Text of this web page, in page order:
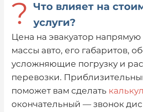
? Что влияет на
услуги?
Цена на эвакуатор напрямую
массы авто, его габаритов,
усложняющие погрузку и
перевозки.
поможет вам сделать
окончательный — звонок